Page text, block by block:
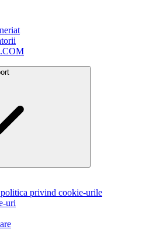
privind cookie-urile
uri